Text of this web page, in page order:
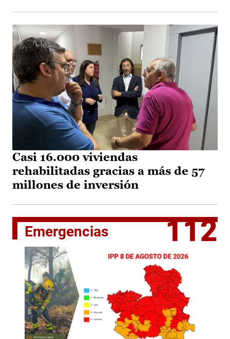
Casi 16.000 viviendas
rehabilitadas gracias a más de 57
millones de inversión
Emergencias 112